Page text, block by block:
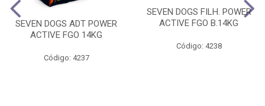
SEVEN DOGS ADT POWER
ACTIVE FGO 14KG
Código: 4237
SEVEN DOGS FILH. POWER
ACTIVE FGO B.14KG
Código: 4238